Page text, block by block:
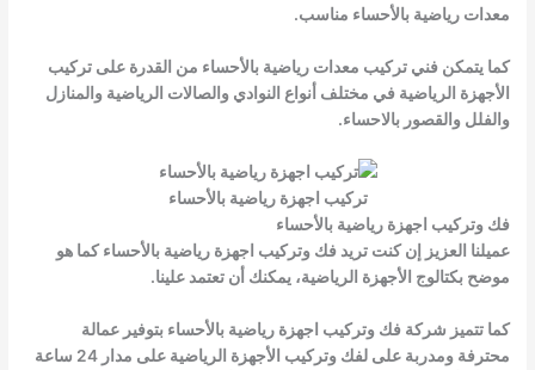
معدات رياضية بالأحساء مناسب.
كما يتمكنفني تركيب معدات رياضية بالأحساء من القدرة على تركيب
الأجهزة الرياضية في مختلف أنواع النوادي والصالات الرياضية والمنازل
والفلل والقصور بالاحساء.
تركيب اجهزة رياضية بالأحساء
فك وتركيب اجهزة رياضية بالأحساء
عميلنا العزيز إن كنت تريدفك وتركيب اجهزة رياضية بالأحساءكما هو
موضح بكتالوج الأجهزة الرياضية، يمكنك أن تعتمد علينا.
كما تتميز شركةفك وتركيب اجهزة رياضية بالأحساء بتوفير عمالة
محترفة ومدربة على لفك وتركيب الأجهزة الرياضية على مدار 24 ساعة